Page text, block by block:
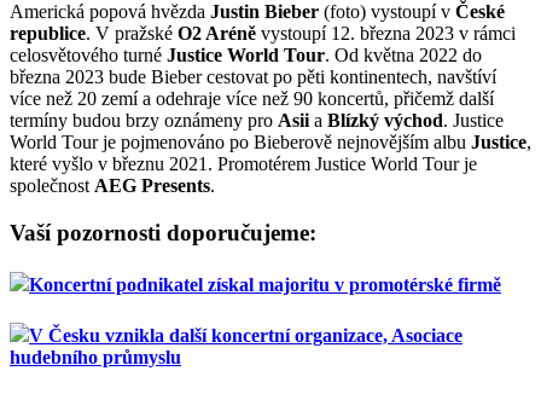
Americká popová hvězda Justin Bieber (foto) vystoupí v České
republice. V pražské O2 Aréně vystoupí 12. března 2023 v rámci
celosvětového turné Justice World Tour. Od května 2022 do
března 2023 bude Bieber cestovat po pěti kontinentech, navštíví
více než 20 zemí a odehraje více než 90 koncertů, přičemž další
termíny budou brzy oznámeny pro Asiia Blízký východ. Justice
World Tour je pojmenováno po Bieberově nejnovějším albu Justice,
které vyšlo v březnu 2021. Promotérem Justice World Tour je
společnostAEG Presents.
Vaší pozornosti doporučujeme:
Koncertní podnikatel získal majoritu v promotérské firmě
V Česku vznikla další koncertní organizace, Asociace
hudebního průmyslu